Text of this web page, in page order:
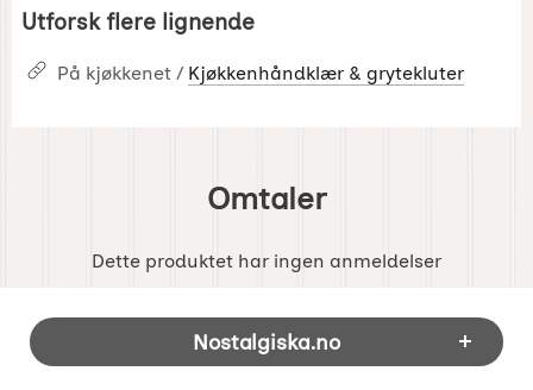
Utforsk flere lignende
På kjøkkenet / Kjøkkenhåndklær & grytekluter
Omtaler
Dette produktet har ingen anmeldelser
Footer-innhold Blandet informasjon og
Nostalgiska.no